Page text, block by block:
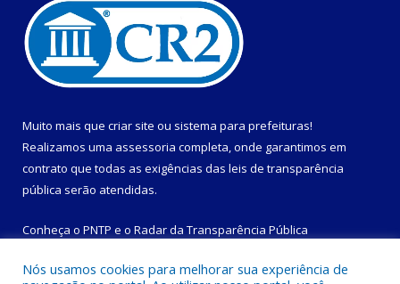
Muito mais que criar site ou sistema para prefeituras!
Realizamos uma assessoria completa, onde garantimos em
contrato que todas as exigências das leis de transparência
pública serão atendidas.
Conheça o PNTP e o Radar da Transparência Pública
Nós usamos cookies para melhorar sua experiência de